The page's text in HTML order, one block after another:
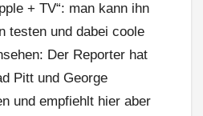
+ TV“: man kann ihn
testen und dabei coole
Der Reporter hat
Pitt und George
und empfiehlt hier aber